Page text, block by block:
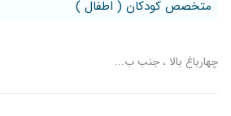
متخصص کودکان ( اطفال )
چهارباغ بالا ، جنب ب...